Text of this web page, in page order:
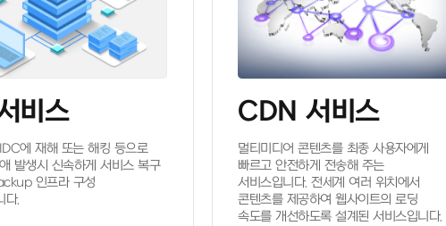
비스
에 재해 또는 해킹 등으로
발생시 신속하게 서비스 복구
인프라 구성
다.
CDN 서비스
멀티미디어 콘텐츠를 최종 사용자에게
빠르고 안전하게 전송해 주는
서비스입니다. 전세계 여러 위치에서
콘텐츠를 제공하여 웹사이트의 로딩
속도를 개선하도록 설계된 서비스입니다.